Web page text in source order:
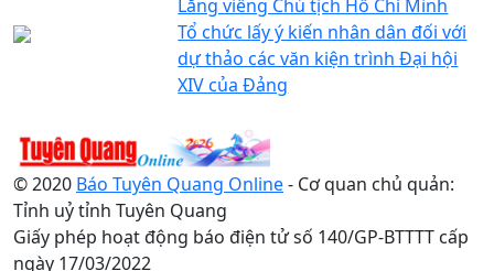
Lăng viếng Chủ tịch Hồ Chí Minh
Tổ chức lấy ý kiến nhân dân đối với
dự thảo các văn kiện trình Đại hội
XIV của Đảng
© 2020 Báo Tuyên Quang Online- Cơ quan chủ quản:
Tỉnh uỷ tỉnh Tuyên Quang
Giấy phép hoạt động báo điện tử số 140/GP-BTTTT cấp
ngày 17/03/2022